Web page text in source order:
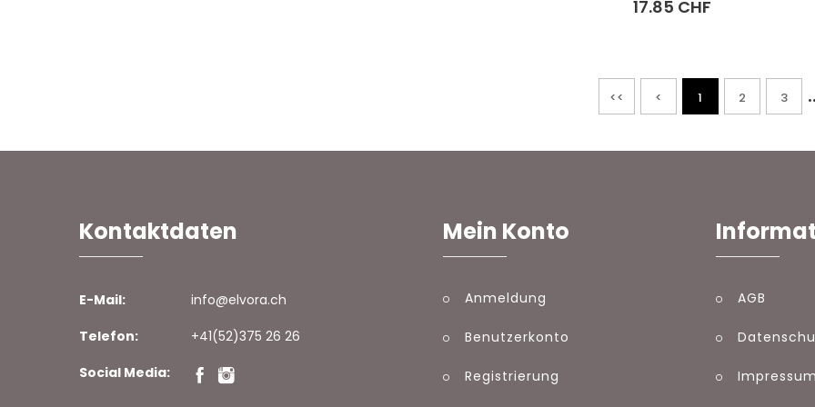
17.85 CHF
<< < 1 2 3
Kontaktdaten
E-Mail:
info@elvora.ch
Telefon:
+41(52)375 26 26
Social Media:
Mein Konto
Anmeldung
Benutzerkonto
Registrierung
AGB
Impressum